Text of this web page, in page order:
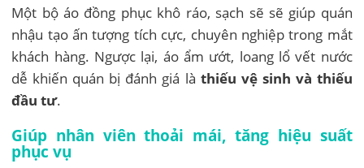
Một bộ áo đồng phục khô ráo, sạch sẽ sẽ giúp quán
nhậu tạo ấn tượng tích cực, chuyên nghiệp trong mắt
khách hàng. Ngược lại, áo ẩm ướt, loang lổ vết nước
dễ khiến quán bị đánh giá là thiếu vệ sinh và thiếu
đầu tư.
Giúp nhân viên thoải mái, tăng hiệu suất
phục vụ